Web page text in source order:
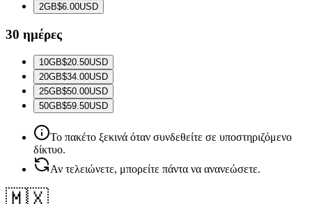
2GB$6.00USD
30 ημέρες
10GB$20.50USD
20GB$34.00USD
25GB$50.00USD
50GB$59.50USD
Το πακέτο ξεκινά όταν συνδεθείτε σε υποστηριζόμενο
δίκτυο.
Αν τελειώνετε, μπορείτε πάντα να ανανεώσετε.
🇲🇽